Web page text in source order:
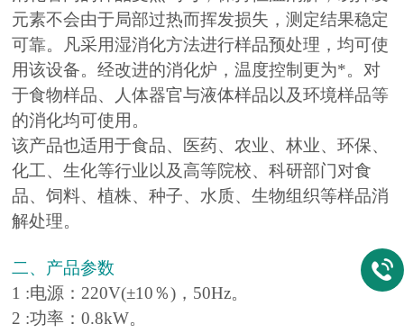
元素不会由于局部过热而挥发损失，测定结果稳定
可靠。凡采用湿消化方法进行样品预处理，均可使
用该设备。经改进的消化炉，温度控制更为*。对
于食物样品、人体器官与液体样品以及环境样品等
的消化均可使用。
该产品也适用于食品、医药、农业、林业、环保、
化工、生化等行业以及高等院校、科研部门对食
品、饲料、植株、种子、水质、生物组织等样品消
解处理。
二、产品参数
1 :电源：220V(±10％)，50Hz。
2 :功率：0.8kW。